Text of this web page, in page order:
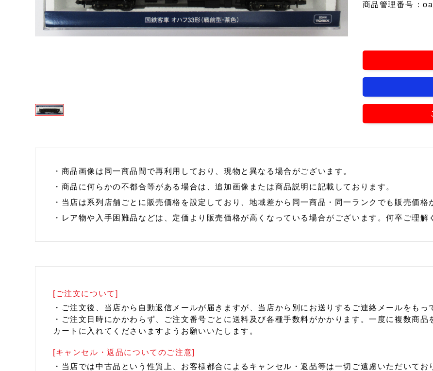
商品管理番号 ：
・商品画像は同一商品間で再利用しており、現物と異なる場合がございます。
・商品に何らかの不都合等がある場合は、追加画像または商品説明に記載しております。
・当店は系列店舗ごとに販売価格を設定しており、地域差から同一商品・同一ランクでも販売価格
・レア物や入手困難品などは、定価より販売価格が高くなっている場合がございます。何卒ご理解
[ご注文について]
・ご注文後、当店から自動返信メールが届きますが、当店から別にお送りするご連絡メールをもっ
・ご注文日時にかかわらず、ご注文番号ごとに送料及び各種手数料がかかります。一度に複数商
カートに入れてくださいますようお願いいたします。
[キャンセル・返品についてのご注意]
・当店では中古品という性質上、お客様都合によるキャンセル・返品等は一切ご遠慮いただいてお